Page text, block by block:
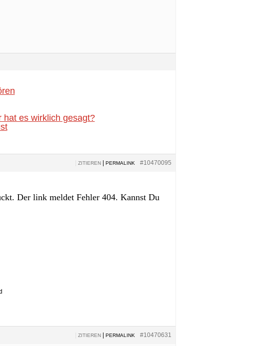
hat es wirklich gesagt?
#10470095
| PERMALINK
ZITIEREN
Der link meldet Fehler 404. Kannst Du
#10470631
| PERMALINK
ZITIEREN